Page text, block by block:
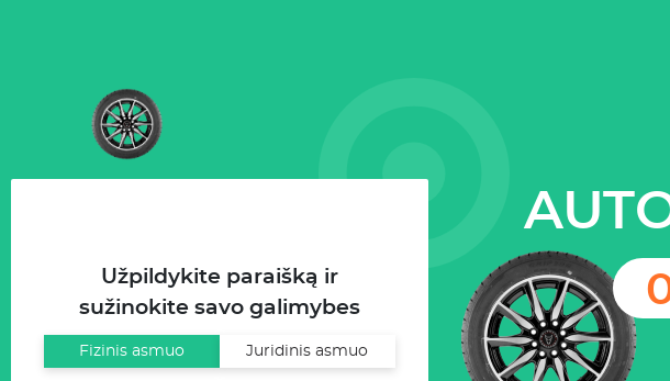
Užpildykite paraišką ir
sužinokite savo galimybes
Fizinis asmuo Juridinis asmuo